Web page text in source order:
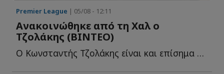
Premier League | 05/08 - 12:11
Ανακοινώθηκε από τη Χαλ ο
Τζολάκης (ΒΙΝΤΕΟ)
Ο Κωνσταντής Τζολάκης είναι και επίσημα ποδοσφαιριστής τ...